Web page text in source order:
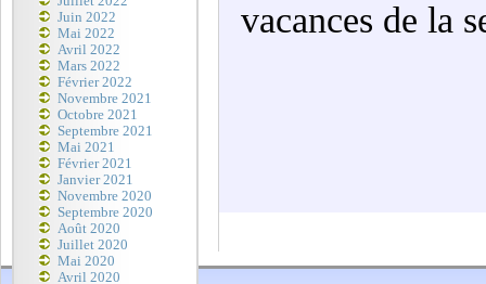
Juin 2022
Mai 2022
Avril 2022
Mars 2022
Février 2022
Novembre 2021
Octobre 2021
Septembre 2021
Mai 2021
Février 2021
Janvier 2021
Novembre 2020
Septembre 2020
Août 2020
Juillet 2020
Mai 2020
Avril 2020
vacances de la